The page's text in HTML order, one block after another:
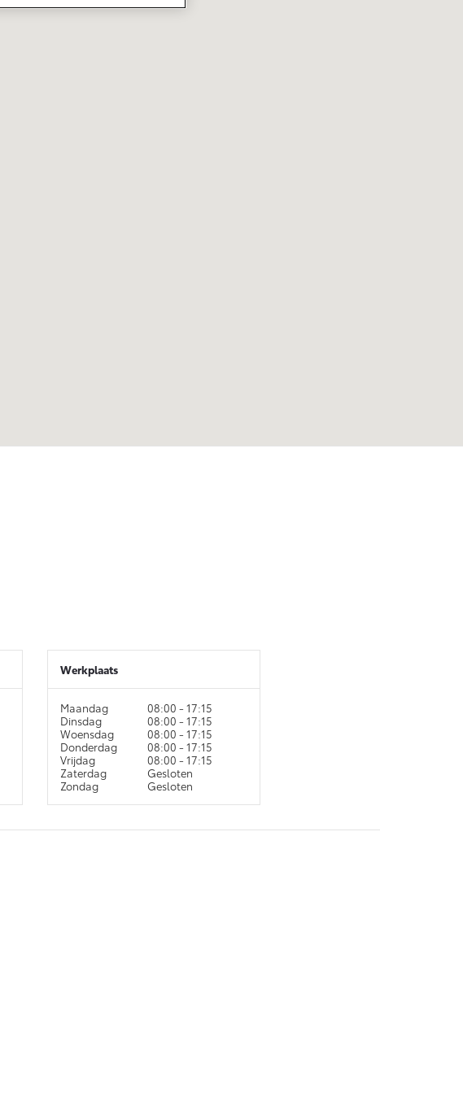
Werkplaats
Maandag
08:00 - 17:15
Dinsdag
08:00 - 17:15
Woensdag
08:00 - 17:15
Donderdag
08:00 - 17:15
Vrijdag
08:00 - 17:15
Zaterdag
Gesloten
Zondag
Gesloten